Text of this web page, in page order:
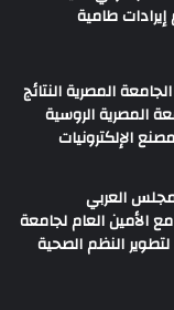
طامية
المصرية النتائج
المصرية الروسية
الإلكترونيات
العربي
الأمين العام لجامعة
لتطوير النظم الصحية